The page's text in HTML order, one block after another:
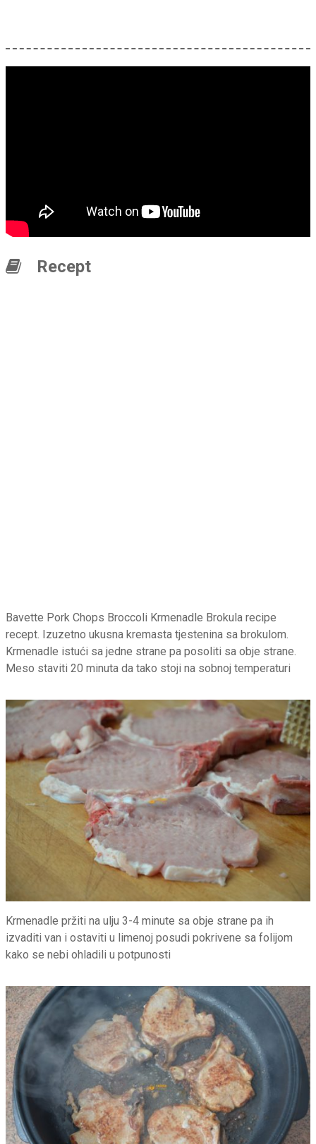
Recept
Bavette Pork Chops Broccoli Krmenadle Brokula recipe
recept. Izuzetno ukusna kremasta tjestenina sa brokulom.
Krmenadle istući sa jedne strane pa posoliti sa obje strane.
Meso staviti 20 minuta da tako stoji na sobnoj temperaturi
Krmenadle pržiti na ulju 3-4 minute sa obje strane pa ih
izvaditi van i ostaviti u limenoj posudi pokrivene sa folijom
kako se nebi ohladili u potpunosti